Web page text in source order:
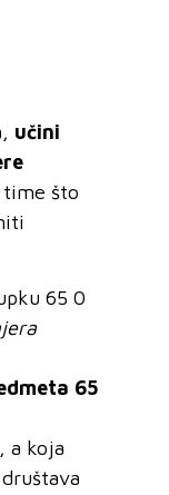
učini
time što
65 0
65
a koja